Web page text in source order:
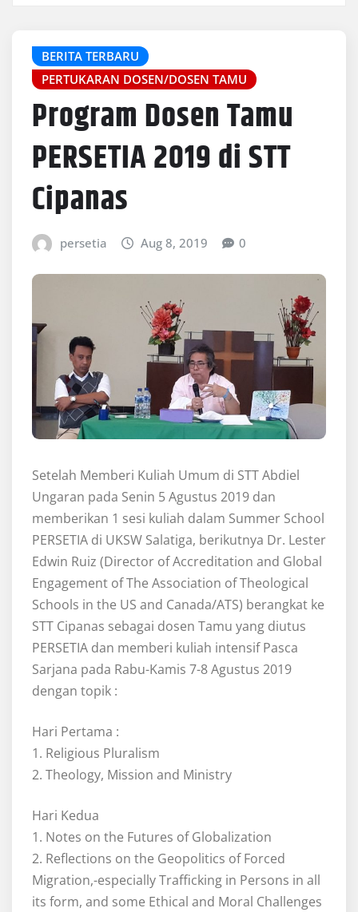
BERITA TERBARU
PERTUKARAN DOSEN/DOSEN TAMU
Program Dosen Tamu
PERSETIA 2019 di STT
Cipanas
persetia Aug 8, 2019 0
Setelah Memberi Kuliah Umum di STT Abdiel
Ungaran pada Senin 5 Agustus 2019 dan
memberikan 1 sesi kuliah dalam Summer School
PERSETIA di UKSW Salatiga, berikutnya Dr. Lester
Edwin Ruiz (Director of Accreditation and Global
Engagement of The Association of Theological
Schools in the US and Canada/ATS) berangkat ke
STT Cipanas sebagai dosen Tamu yang diutus
PERSETIA dan memberi kuliah intensif Pasca
Sarjana pada Rabu-Kamis 7-8 Agustus 2019
dengan topik :
Hari Pertama :
1. Religious Pluralism
2. Theology, Mission and Ministry
Hari Kedua
1. Notes on the Futures of Globalization
2. Reflections on the Geopolitics of Forced
Migration,-especially Trafficking in Persons in all
its form, and some Ethical and Moral Challenges